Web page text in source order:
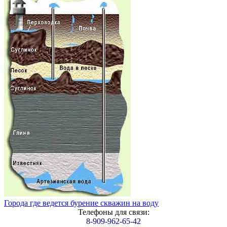
Города где ведется бурение скважин на воду
Телефоны для связи:
8-909-962-65-42